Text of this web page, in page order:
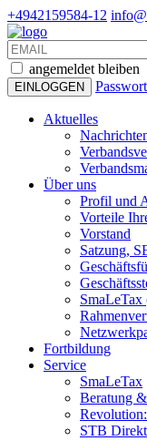
+4942159584-12
angemeldet bleiben
Aktuelles
Über uns
Profil und
Vorteile
Vorstand
Satzung,
SmaLeTax
Fortbildung
Service
SmaLeTax
Beratung
STB Direkt